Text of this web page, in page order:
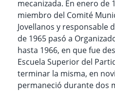
mecanizada. En enero de
miembro del Comité
Jovellanos y responsable
de 1965 pasó a
hasta 1966, en que fue
Escuela Superior del
terminar la misma, en
permaneció durante dos